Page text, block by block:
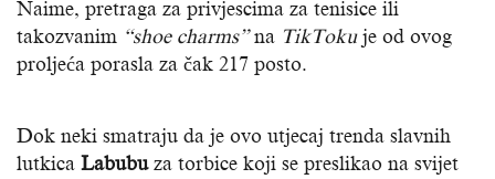
Naime, pretraga za privjescima za tenisice ili
takozvanim “shoe charms”na TikTokuje od ovog
proljeća porasla za čak 217 posto.
Dok neki smatraju da je ovo utjecaj trenda slavnih
lutkica Labubuza torbice koji se preslikao na svijet